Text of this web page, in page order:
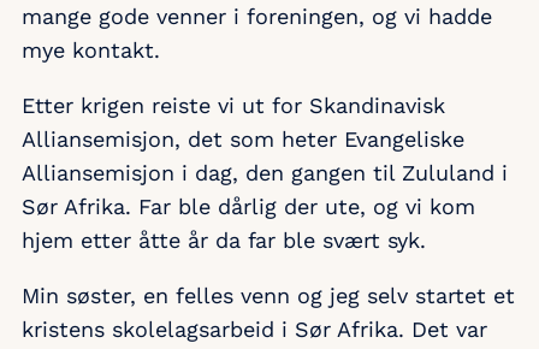
mange gode venner i foreningen, og vi hadde
mye kontakt.
Etter krigen reiste vi ut for Skandinavisk
Alliansemisjon, det som heter Evangeliske
Alliansemisjon i dag, den gangen til Zululand i
Sør Afrika. Far ble dårlig der ute, og vi kom
hjem etter åtte år da far ble svært syk.
Min søster, en felles venn og jeg selv startet et
kristens skolelagsarbeid i Sør Afrika. Det var